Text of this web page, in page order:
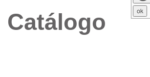
Catálogo